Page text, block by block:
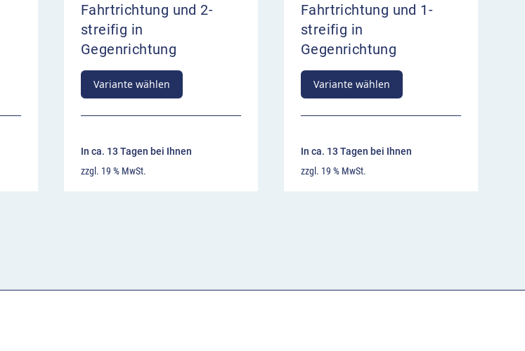
Fahrtrichtung und 2-
streifig in
Gegenrichtung
Variante wählen
In ca. 13 Tagen bei Ihnen
zzgl. 19 % MwSt.
Fahrtrichtung und 1-
streifig in
Gegenrichtung
Variante wählen
In ca. 13 Tagen bei Ihnen
zzgl. 19 % MwSt.